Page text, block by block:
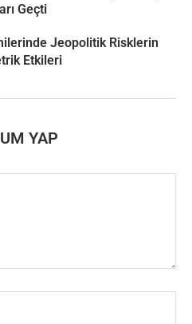
Geçti
Jeopolitik Risklerin
Etkileri
YAP